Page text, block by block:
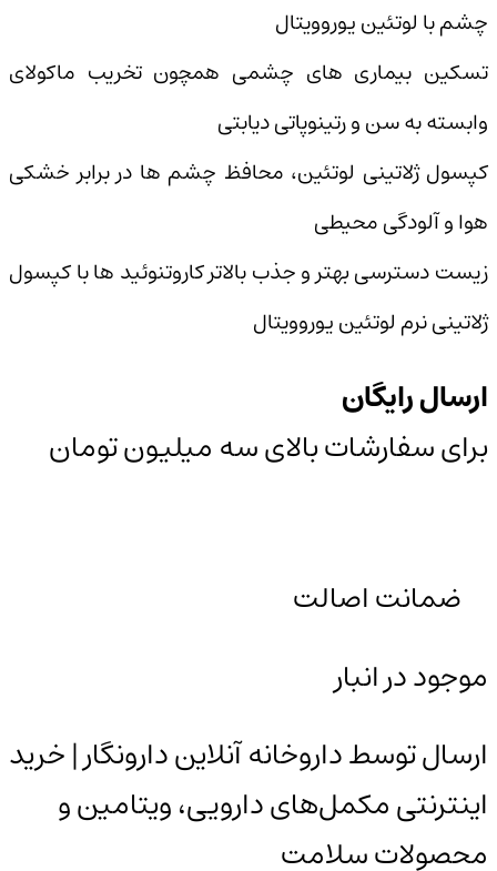
چشم با لوتئین یوروویتال
تسکین بیماری های چشمی همچون تخریب ماکولای
وابسته به سن و رتینوپاتی دیابتی
کپسول ژلاتینی لوتئین، محافظ چشم ها در برابر خشکی
هوا و آلودگی محیطی
زیست دسترسی بهتر و جذب بالاتر کاروتنوئید ها با کپسول
ژلاتینی نرم لوتئین یوروویتال
ارسال رایگان
برای سفارشات بالای سه میلیون تومان
ضمانت اصالت
موجود در انبار
ارسال توسط داروخانه آنلاین دارونگار | خرید
اینترنتی مکمل‌های دارویی، ویتامین و
محصولات سلامت